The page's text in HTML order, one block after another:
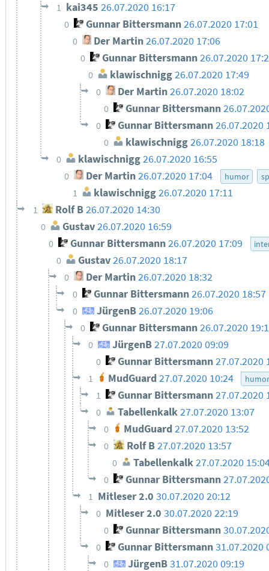
1 kai34526.07.2020 16:17
0 Gunnar Bittersmann26.07.2020 17:01
0 Der Martin26.07.2020 17:06
0 Gunnar Bittersmann 26.07.2020
0 klawischnigg26.07.2020 17:49
0 Der Martin26.07.2020 18:02
0 Gunnar Bittersmann
0 Gunnar Bittersmann26.07.2020
0 klawischnigg26.07.2020 18:18
0 klawischnigg26.07.2020 16:55
0 Der Martin26.07.2020 17:04 humor
1 klawischnigg26.07.2020 17:11
1 Rolf B26.07.2020 14:30
0 Gustav 26.07.2020 16:59
0 Gunnar Bittersmann26.07.2020 17:09
0 Gustav26.07.2020 18:17
0 Der Martin26.07.2020 18:32
0 Gunnar Bittersmann26.07.2020 18:57
0 JürgenB 26.07.2020 19:06
0 Gunnar Bittersmann 26.07.2020
0 JürgenB27.07.2020 09:09
0 Gunnar Bittersmann27.07.2020
1 MudGuard 27.07.2020 10:24 humor
1 Gunnar Bittersmann27.07.2020
0 Tabellenkalk27.07.2020 13:07
0 MudGuard 27.07.2020 13:52
0 Rolf B27.07.2020 13:57
0 Tabellenkalk27.07.2020
0 Gunnar Bittersmann
1 Mitleser 2.0 30.07.2020 20:12
0 Mitleser 2.030.07.2020 22:19
0 Gunnar Bittersmann
0 Gunnar Bittersmann31.07.2020
0 JürgenB31.07.2020 09:19